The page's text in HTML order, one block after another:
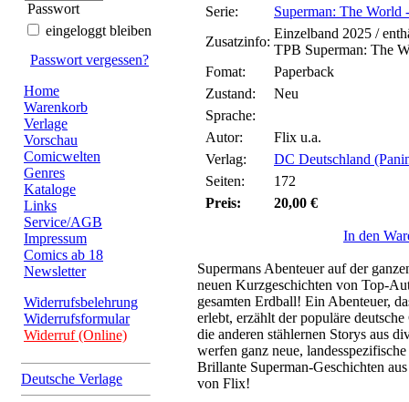
Passwort
eingeloggt bleiben
Passwort vergessen?
Home
Warenkorb
Verlage
Vorschau
Comicwelten
Genres
Kataloge
Links
Service/AGB
Impressum
Comics ab 18
Newsletter
Widerrufsbelehrung
Widerrufsformular
Widerruf (Online)
Deutsche Verlage
Serie:
Superman: The World
Zusatzinfo:
Einzelband 2025 /
TPB Superman: The
Fomat:
Paperback
Zustand:
Neu
Sprache:
Autor:
Flix u.a.
Verlag:
DC Deutschland
Seiten:
172
Preis:
20,00 €
In den
Supermans Abenteuer auf der
neuen Kurzgeschichten von Top-
gesamten Erdball! Ein Abenteuer,
erlebt, erzählt der populäre
die anderen stählernen Storys aus
werfen ganz neue,
Brillante Superman-Geschichten
von Flix!